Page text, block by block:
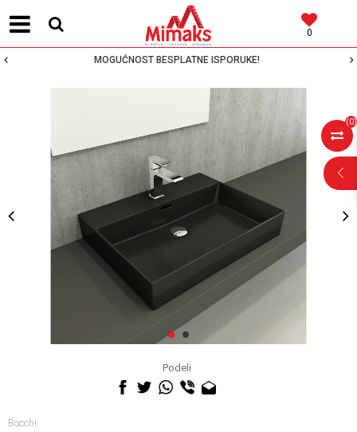
0
MOGUĆNOST BESPLATNE ISPORUKE!
(0)
1 2
Podeli
Bocchi
POMOĆ PRI
KUPOVINI
Za više informacija,
pomoć i porudžbine